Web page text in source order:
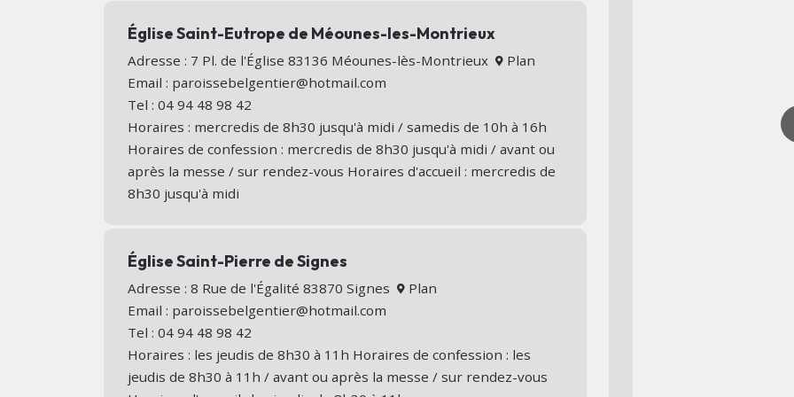
Église Saint-Eutrope de Méounes-les-Montrieux
Adresse : 7 Pl. de l'Église 83136 Méounes-lès-Montrieux
Plan
Email : paroissebelgentier@hotmail.com
Tel : 04 94 48 98 42
Horaires : mercredis de 8h30 jusqu'à midi / samedis de 10h à 16h
Horaires de confession : mercredis de 8h30 jusqu'à midi / avant ou
après la messe / sur rendez-vous Horaires d'accueil : mercredis de
8h30 jusqu'à midi
Église Saint-Pierre de Signes
Adresse : 8 Rue de l'Égalité 83870 Signes
Plan
Email : paroissebelgentier@hotmail.com
Tel : 04 94 48 98 42
Horaires : les jeudis de 8h30 à 11h Horaires de confession : les
jeudis de 8h30 à 11h / avant ou après la messe / sur rendez-vous